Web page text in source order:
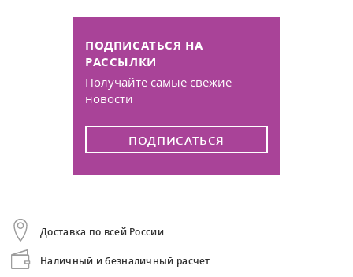
ПОДПИСАТЬСЯ НА
РАССЫЛКИ
Получайте самые свежие
новости
ПОДПИСАТЬСЯ
Доставка по всей России
Наличный и безналичный расчет